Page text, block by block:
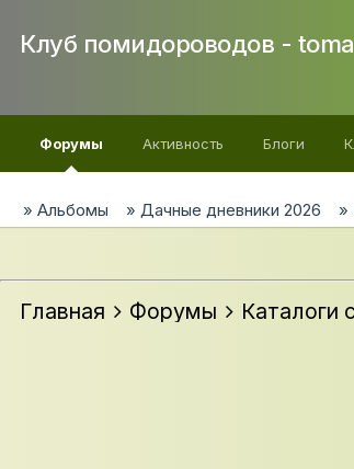
Клуб помидороводов -
Форумы
Альбомы Дачные дневники 2026
Активность Блоги
Главная Форумы Каталоги